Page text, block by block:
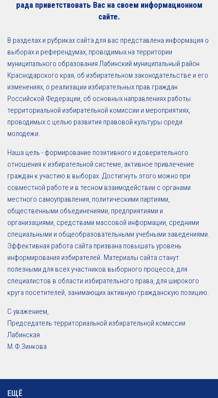
рада приветствовать Вас на своем информационном
сайте.
В разделах и рубриках сайта для вас представлена информация о
выборах и референдумах, проводимых на территории
муниципального образования Лабинский муниципальный район
Краснодарского края, об избирательном законодательстве и его
изменениях, о реализации избирательных прав граждан
Российской Федерации, об основных направлениях работы
территориальной избирательной комиссии и мероприятиях,
проводимых с целью развития правовой культуры среди
молодежи.
Наша цель - формирование позитивного и доверительного
отношения к избирательной системе, активное привлечение
граждан к участию в выборах. Достигнуть этого можно при
совместной работе и в тесном взаимодействии с органами
местного самоуправления, политическими партиями,
общественными объединениями, предприятиями и
организациями, средствами массовой информации, средними
специальными и общеобразовательными учебными заведениями.
Эффективная работа сайта призвана повышать уровень
информирования избирателей. Материалы сайта станут
полезными для всех участников выборного процесса, для
специалистов в области избирательного права, для широкого
круга посетителей, занимающих активную гражданскую позицию.
С уважением,
Председатель территориальной избирательной комиссии
Лабинская
М.Ф.Зинкова
ЕЩЁ